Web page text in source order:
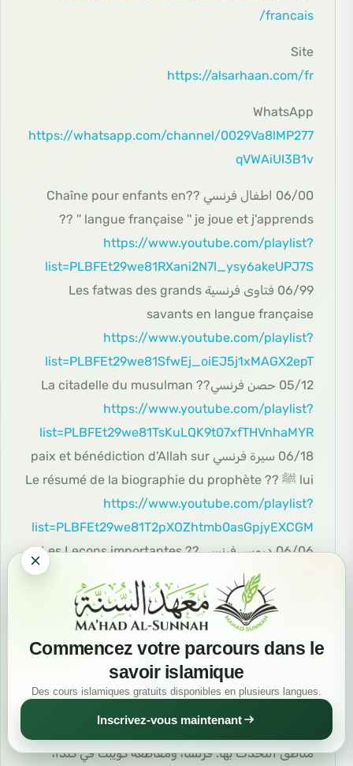
Commencez votre parcours dans le
savoir islamique
Des cours islamiques gratuits disponibles en plusieurs langues.
Inscrivez-vous maintenant
francais/
Site
https://alsarhaan.com/fr
WhatsApp
https://whatsapp.com/channel/0029Va8lMP277
qVWAiUI3B1v
06/00 اطفال فرنسي ??Chaîne pour enfants en
langue française '' je joue et j'apprends '' ??
https://www.youtube.com/playlist?
list=PLBFEt29we81RXani2N7I_ysy6akeUPJ7S
06/99 فتاوى فرنسية Les fatwas des grands
savants en langue française
https://www.youtube.com/playlist?
list=PLBFEt29we81SfwEj_oiEJ5j1xMAGX2epT
05/12 حصن فرنسي?? La citadelle du musulman
https://www.youtube.com/playlist?
list=PLBFEt29we81TsKuLQK9t07xfTHVnhaMYR
06/18 سيرة فرنسي paix et bénédiction d'Allah sur
lui ﷺ ?? Le résumé de la biographie du prophète
https://www.youtube.com/playlist?
list=PLBFEt29we81T2pXOZhtmb0asGpjyEXCGM
06/06 دروس فرنسي ?? Les Leçons importantes
pour la communauté
https://www.youtube.com/playlist?
list=PLBFEt29we81Ql6MOhP2eHh1cLgjn_thbm
06/08 أصول، فرنسي. ?? Explication des trois
fondements
https://www.youtube.com/playlist?
list=PLBFEt29we81T3cbAQCD9bfyS4niLSVRCn
مناطق التحدث بها: فرنسا، ومقاطعة كويبك في كندا،